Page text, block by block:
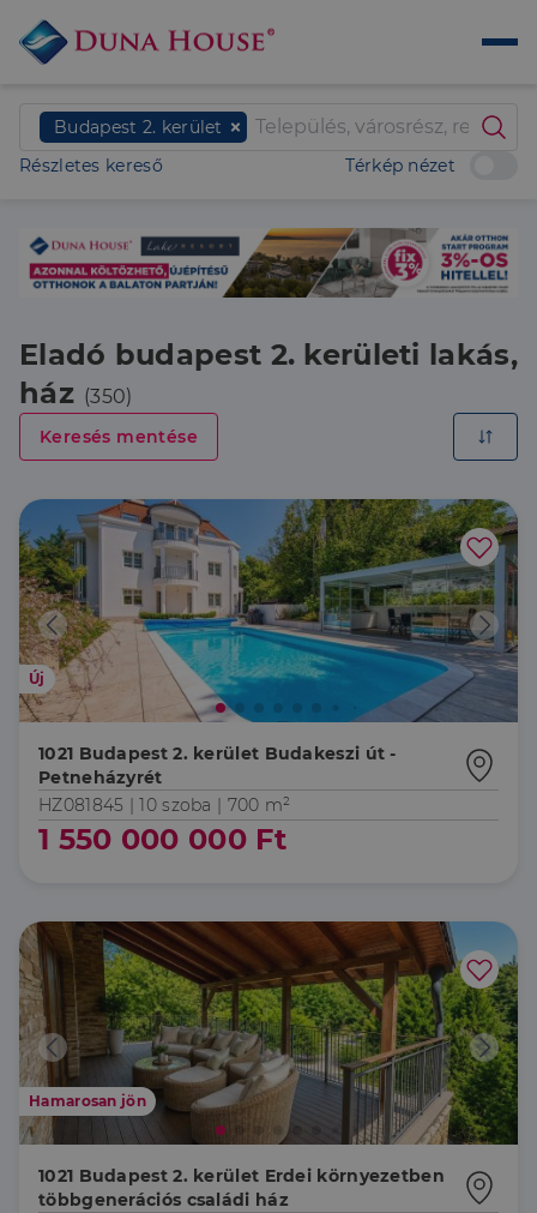
Budapest 2. kerület
Részletes kereső
Térkép nézet
Eladó budapest 2. kerületi lakás,
ház (350)
Keresés mentése
Új
1021 Budapest 2. kerület Budakeszi út -
Petneházyrét
HZ081845 |10 szoba | 700 m²
1 550 000 000 Ft
Hamarosan jön
1021 Budapest 2. kerület Erdei környezetben
többgenerációs családi ház